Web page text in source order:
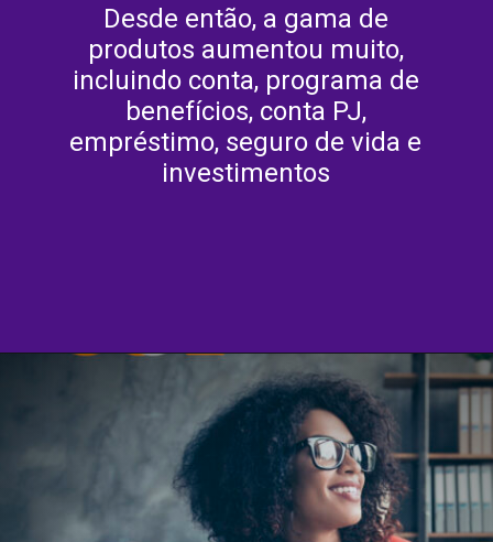
Desde então, a gama de
produtos aumentou muito,
incluindo conta, programa de
benefícios, conta PJ,
empréstimo, seguro de vida e
investimentos